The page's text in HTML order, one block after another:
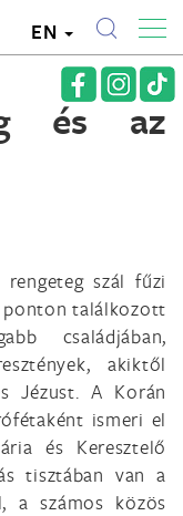
EN
és az
szál fűzi
ponton találkozott
családjában,
akiktől
Jézust. A Korán
ismeri el
és Keresztelő
tisztában van a
a számos közös